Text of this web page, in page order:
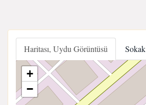
Haritası, Uydu Görüntüsü
+
−